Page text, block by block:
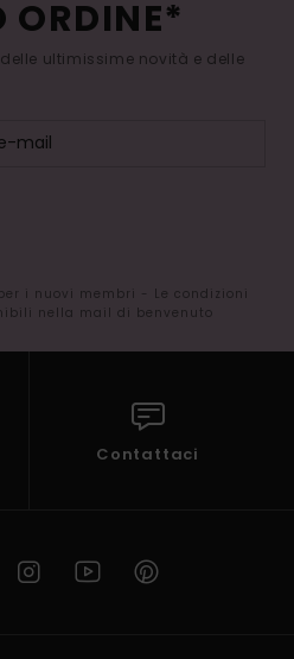
ORDINE*
ultimissime novità e delle
i nuovi membri - Le condizioni
nella mail di benvenuto
Contattaci